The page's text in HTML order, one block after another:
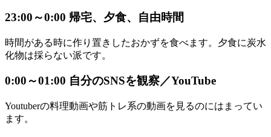
23:00～0:00 帰宅、夕食、自由時間
時間がある時に作り置きしたおかずを食べます。夕食に炭水
化物は採らない派です。
0:00～01:00 自分のSNSを観察／YouTube
Youtuberの料理動画や筋トレ系の動画を見るのにはまってい
ます。